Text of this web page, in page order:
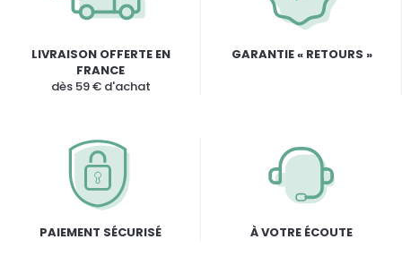
LIVRAISON OFFERTE EN
FRANCE
dès 59 € d'achat
GARANTIE « RETOURS »
PAIEMENT SÉCURISÉ À VOTRE ÉCOUTE